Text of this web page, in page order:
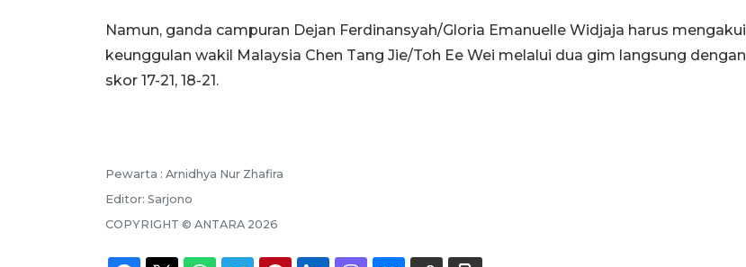
Namun, ganda campuran Dejan Ferdinansyah/Gloria Emanuelle Widjaja harus mengakui
keunggulan wakil Malaysia Chen Tang Jie/Toh Ee Wei melalui dua gim langsung dengan
skor 17-21, 18-21.
Pewarta : Arnidhya Nur Zhafira
Editor: Sarjono
COPYRIGHT © ANTARA 2026